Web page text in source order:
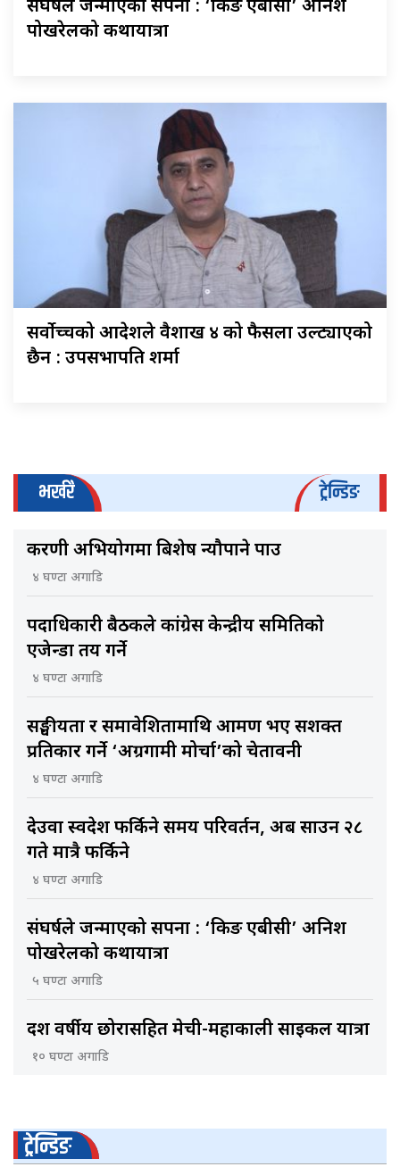
संघर्षले जन्माएको सपना : ‘किङ एबीसी’ अनिश
पोखरेलको कथायात्रा
सर्वोच्चको आदेशले वैशाख ४ को फैसला उल्ट्याएको
छैन : उपसभापति शर्मा
भर्खरै ट्रेन्डिङ
करणी अभियोगमा बिशेष न्यौपाने पक्राउ
४ घण्टा अगाडि
पदाधिकारी बैठकले कांग्रेस केन्द्रीय समितिकाे
एजेन्डा तय गर्ने
४ घण्टा अगाडि
सङ्घीयता र समावेशितामाथि आक्रमण भए सशक्त
प्रतिकार गर्ने ‘अग्रगामी मोर्चा’को चेतावनी
४ घण्टा अगाडि
देउवा स्वदेश फर्किने समय परिवर्तन, अब साउन २८
गते मात्रै फर्किने
४ घण्टा अगाडि
संघर्षले जन्माएको सपना : ‘किङ एबीसी’ अनिश
पोखरेलको कथायात्रा
५ घण्टा अगाडि
दश वर्षीय छोरासहित मेची-महाकाली साइकल यात्रा
१० घण्टा अगाडि
ट्रेन्डिङ